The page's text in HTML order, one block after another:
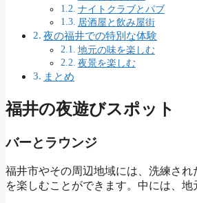
ナイトクラブとパブ
居酒屋と飲み屋街
夜の福井での特別な体験
地元の味を楽しむ
夜景を楽しむ
まとめ
福井の夜遊びスポット
バーとラウンジ
福井市やその周辺地域には、洗練さ
を楽しむことができます。中には、